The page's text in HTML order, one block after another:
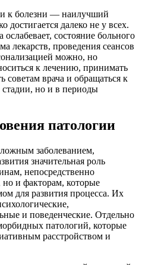
к болезни — наилучший
достигается далеко не у всех.
состояние больного
лекарств, проведения сеансов
можно, но
к лечению, принимать
советам врача и обращаться к
стадии, но и в периоды
патологии
заболеванием,
значительная роль
непосредственно
и факторам, которые
для развития процесса. Их
и поведенческие. Отдельно
патологий, которые
расстройством и